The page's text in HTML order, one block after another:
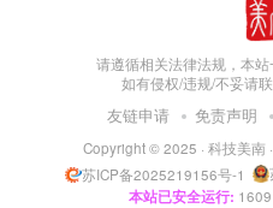
请遵循相关法律法规，本
如有侵权/违规/不妥请
友链申请 免责声明
Copyright © 2025 · 科技美南
苏ICP备2025219156号-1
本站已安全运行: 1609